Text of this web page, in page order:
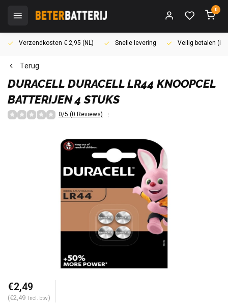
0
Verzendkosten € 2,95 (NL) Snelle levering Veilig betalen
Terug
DURACELL DURACELL LR44 KNOOPCEL
BATTERIJEN 4 STUKS
0/5 (0 Reviews)
€2,49
(€2,49 Incl. btw)